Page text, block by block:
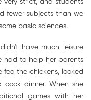
very strict, and students
fewer subjects than we
basic sciences.
have much leisure
had to help her parents
fed the chickens, looked
cook dinner. When she
games with her